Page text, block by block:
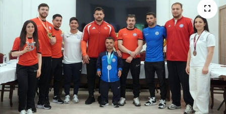
Buz Pateni
Çim Hokeyi
Cimnastik
Curling